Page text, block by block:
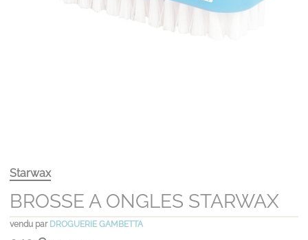
Starwax
BROSSE A ONGLES STARWAX
vendu par DROGUERIE GAMBETTA